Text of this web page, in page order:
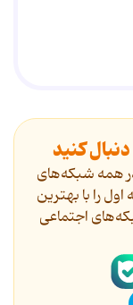
کنید
همه شبکه‌های
را با بهترین
اجتماعی